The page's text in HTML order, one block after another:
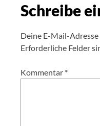
Schreibe
Deine E-Mail-
Erforderliche Felder
Kommentar *